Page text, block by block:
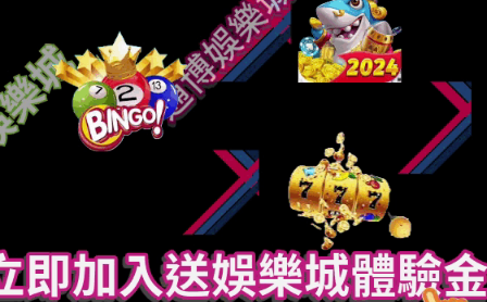
五、配置一下兼容性以兼容的方式運轉法式 在法式上
點右鍵，選中屬性，再點兼容性，選中（以兼容模式運轉
這個法式），選擇windows xp sp3。
6、拳頭客戶端閃退辦理要領以下。切換收集：倡議玩
家在一個收集通行可以或許毗鄰到好漢同盟手游服務器的
環境下進行游戲，譬如說使用手游加快器啟動游戲，享用
收集加快結果，一鍵加快您的收集狀況。
杭州書法高考培訓班2023年招生最先了2023年招生最先了
杭州看崖閣書法培訓事情室是一家業餘的書法高考培訓